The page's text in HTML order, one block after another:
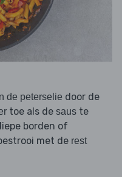
de peterselie door de
toe als de saus te
borden of
met de rest